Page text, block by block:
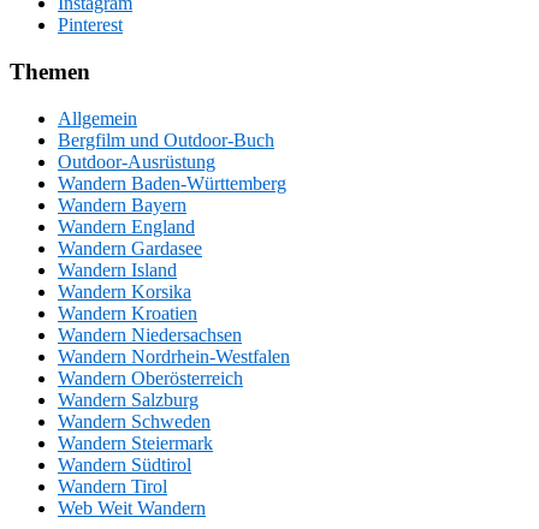
Pinterest
Themen
Allgemein
Bergfilm und Outdoor-Buch
Outdoor-Ausrüstung
Wandern Baden-Württemberg
Wandern Bayern
Wandern England
Wandern Gardasee
Wandern Island
Wandern Korsika
Wandern Kroatien
Wandern Niedersachsen
Wandern Nordrhein-Westfalen
Wandern Oberösterreich
Wandern Salzburg
Wandern Schweden
Wandern Steiermark
Wandern Südtirol
Wandern Tirol
Web Weit Wandern